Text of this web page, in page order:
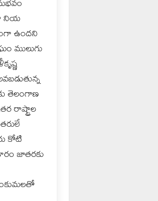
నియ
ఉందని
ములుగు
తెలంగాణ
రాష్ట్రాల
కోటి
జాతరకు